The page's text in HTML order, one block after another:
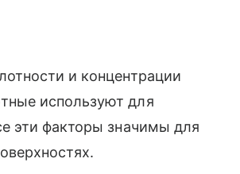
и концентрации
используют для
эти факторы значимы для